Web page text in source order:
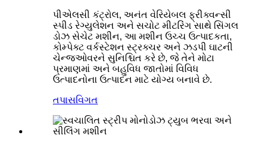
પીએલસી કંટ્રોલ, અનંત વેરિયેબલ ફ્રીક્વન્સી
સ્પીડ રેગ્યુલેશન અને સચોટ મીટરિંગ સાથે સિંગલ
ડોઝ સેચેટ મશીન, આ મશીન ઉચ્ચ ઉત્પાદકતા,
કોમ્પેક્ટ વર્કસ્ટેશન સ્ટ્રક્ચર અને ઝડપી ઘાટની
ચેન્જઓવરને સુનિશ્ચિત કરે છે, જે તેને મોટા
પ્રમાણમાં અને બહુવિધ જાતોમાં વિવિધ
ઉત્પાદનોના ઉત્પાદન માટે યોગ્ય બનાવે છે.
તપાસવિગત